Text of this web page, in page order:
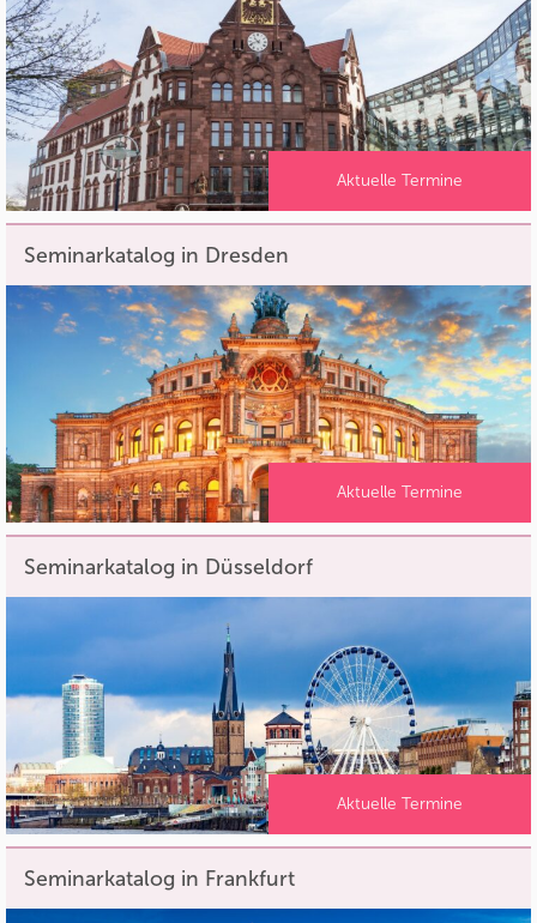
Aktuelle Termine
Seminarkatalog in Dresden
Aktuelle Termine
Seminarkatalog in Düsseldorf
Aktuelle Termine
Seminarkatalog in Frankfurt